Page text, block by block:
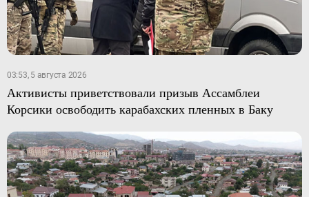
03:53, 5 августа 2026
Активисты приветствовали призыв Ассамблеи
Корсики освободить карабахских пленных в Баку